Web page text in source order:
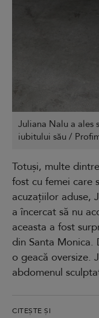
Juliana Nalu a ales
iubitului său /
Totuși, multe
fost cu femei care
acuzațiilor aduse,
a încercat să nu
aceasta a fost
din Santa Monica.
o geacă oversize.
abdomenul
CITEȘTE ȘI